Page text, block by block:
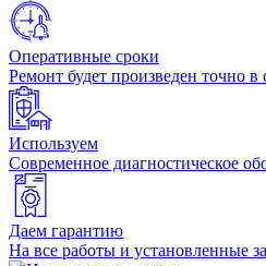
Оперативные сроки
Ремонт будет произведен точно в
Используем
Современное диагностическое
Даем гарантию
На все работы и установленные